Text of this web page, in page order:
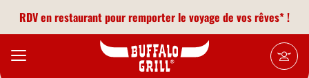
RDV en restaurant pour remporter le voyage de vos rêves* !